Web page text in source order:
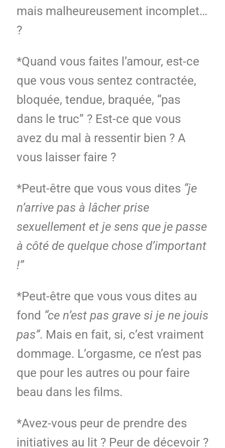
mais malheureusement incomplet…
?
*Quand vous faites l’amour, est-ce
que vous vous sentez contractée,
bloquée, tendue, braquée, “pas
dans le truc” ? Est-ce que vous
avez du mal à ressentir bien ? A
vous laisser faire ?
*Peut-être que vous vous dites “je
n’arrive pas à lâcher prise
sexuellement et je sens que je passe
à côté de quelque chose d’important
!”
*Peut-être que vous vous dites au
fond “ce n’est pas grave si je ne jouis
pas”. Mais en fait, si, c’est vraiment
dommage. L’orgasme, ce n’est pas
que pour les autres ou pour faire
beau dans les films.
*Avez-vous peur de prendre des
initiatives au lit ? Peur de décevoir ?